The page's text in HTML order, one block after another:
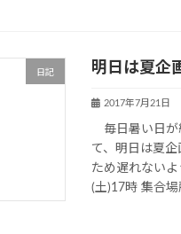
日記 明日は夏企
2017年7月21日
毎日暑い日が
て、明日は夏
ため遅れない
(土)17時 集合場